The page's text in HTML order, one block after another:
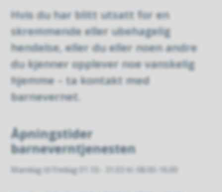
Hvis du har blitt utsatt for en
skremmende eller ubehagelig
hendelse, eller du eller noen andre
du kjenner opplever noe vanskelig
hjemme – ta kontakt med
barnevernet.
Åpningstider
barneverntjenesten
Mandag til fredag 01.10.- 31.03 kl. 08.00-16.00